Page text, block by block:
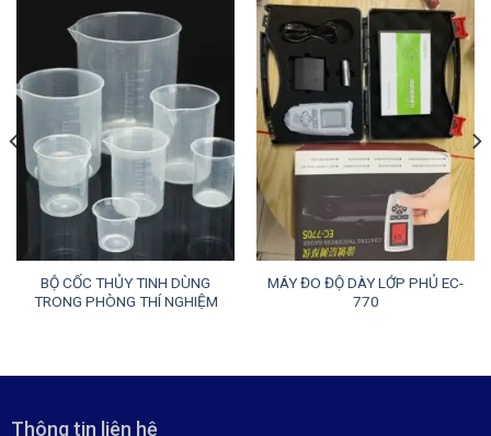
BỘ CỐC THỦY TINH DÙNG
TRONG PHÒNG THÍ NGHIỆM
MÁY ĐO ĐỘ DÀY LỚP PHỦ EC-
770
Thông tin liên hệ